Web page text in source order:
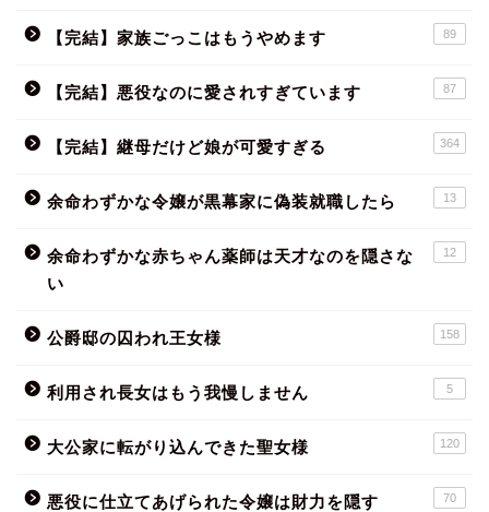
【完結】家族ごっこはもうやめます 89
【完結】悪役なのに愛されすぎています 87
【完結】継母だけど娘が可愛すぎる 364
余命わずかな令嬢が黒幕家に偽装就職したら 13
余命わずかな赤ちゃん薬師は天才なのを隠さな
い
12
公爵邸の囚われ王女様 158
利用され長女はもう我慢しません 5
大公家に転がり込んできた聖女様 120
悪役に仕立てあげられた令嬢は財力を隠す 70